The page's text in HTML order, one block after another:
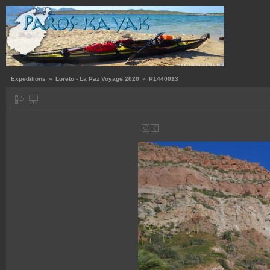
Expeditions » Loreto - La Paz Voyage 2020 » P1440013